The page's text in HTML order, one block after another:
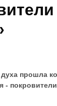
прошла
-